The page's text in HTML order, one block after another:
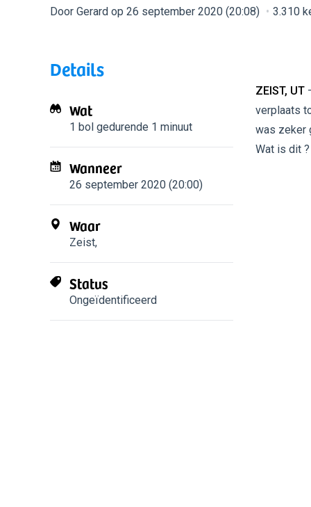
Door Gerard op 26 september 2020 (20:08) 3.310
Details
Wat
1 bol gedurende 1 minuut
Wanneer
26 september 2020 (20:00)
Waar
Zeist,
Status
Ongeïdentificeerd
ZEIST, UT
verplaats
was zeker
Wat is dit